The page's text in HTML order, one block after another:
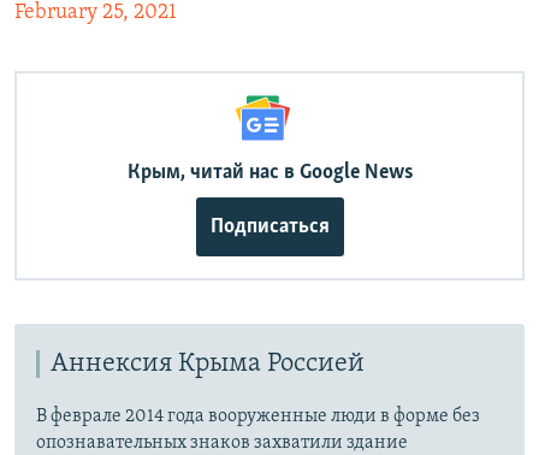
February 25, 2021
Крым, читай нас в Google News
Подписаться
Аннексия Крыма Россией
В феврале 2014 года вооруженные люди в форме без
опознавательных знаков захватили здание